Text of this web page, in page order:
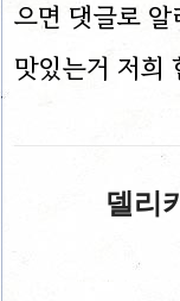
으면 댓글로 알
맛있는거 저희